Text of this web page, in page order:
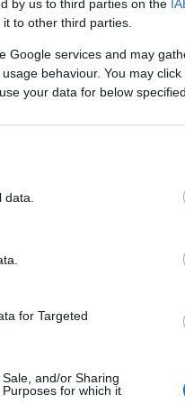
by us to third parties on the
to other third parties.
Google services and may
behaviour. You may
your data for below
for Targeted
and/or Sharing
for which it
στιγμές που
με τον
Λιβάνη.